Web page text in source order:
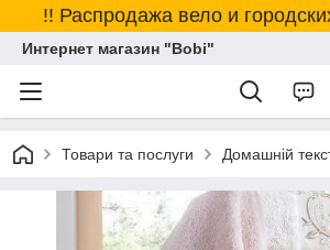
!! Распродажа вело и
Интернет магазин "Bobi"
Товари та послуги Домашній